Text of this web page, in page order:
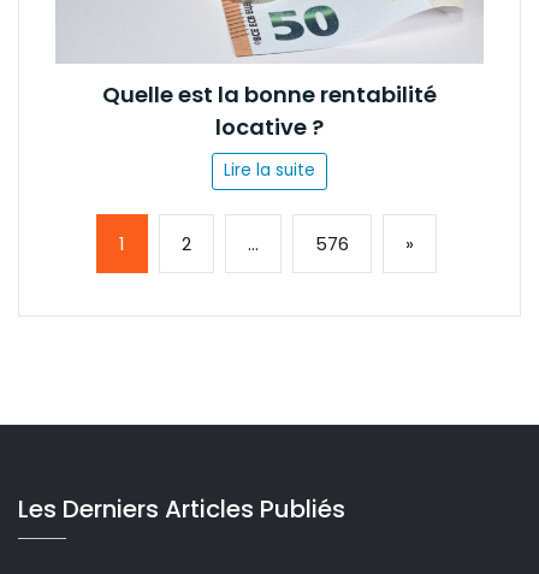
Quelle est la bonne rentabilité
locative ?
Lire la suite
1 2 … 576 Next
»
Les Derniers Articles Publiés